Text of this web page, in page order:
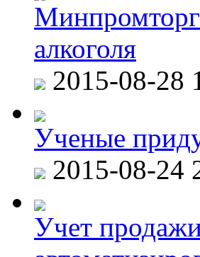
алкоголя
2015-08-28
Ученые
2015-08-24
Учет